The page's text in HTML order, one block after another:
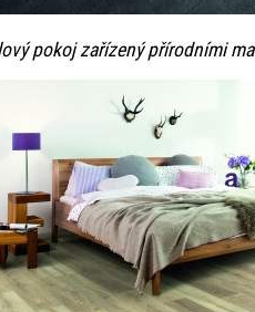
pokoj zařízený přírodními